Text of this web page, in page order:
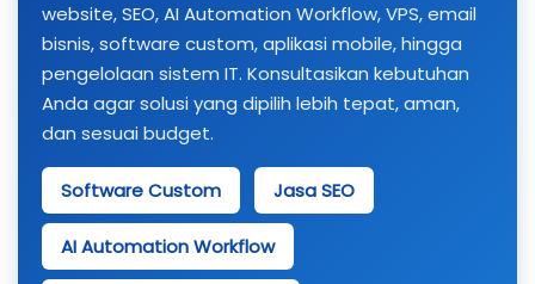
website, SEO, AI Automation Workflow, VPS, email
bisnis, software custom, aplikasi mobile, hingga
pengelolaan sistem IT. Konsultasikan kebutuhan
Anda agar solusi yang dipilih lebih tepat, aman,
dan sesuai budget.
Software Custom Jasa SEO
AI Automation Workflow